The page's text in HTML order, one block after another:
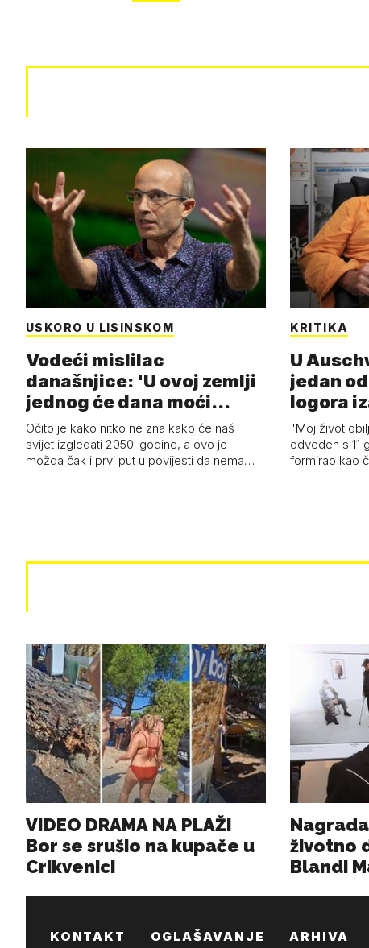
USKORO U LISINSKOM
Vodeći mislilac
današnjice: 'U ovoj zemlji
jednog će dana moći
razviti i superl…
Očito je kako nitko ne zna kako će naš
svijet izgledati 2050. godine, a ovo je
možda čak i prvi put u povijesti da nema…
KRITIKA
U
jedan
logora
"Moj život
odveden s 11
formirao kao
KONTAKT OGLAŠAVANJE ARHIVA